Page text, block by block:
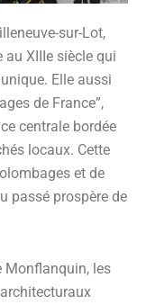
sur-Lot,
XIIIe siècle qui
Elle aussi
de France”,
centrale bordée
locaux. Cette
et de
passé prospère de
Monflanquin, les